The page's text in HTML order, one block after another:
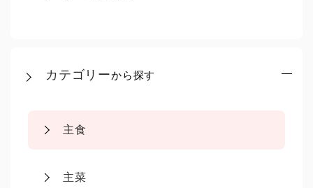
カテゴリーから探す
主食
主菜